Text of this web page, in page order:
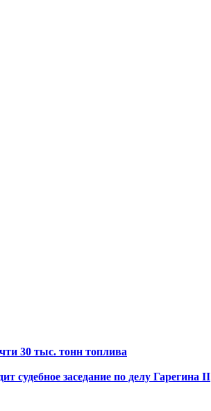
30 тыс. тонн топлива
судебное заседание по делу Гарегина II